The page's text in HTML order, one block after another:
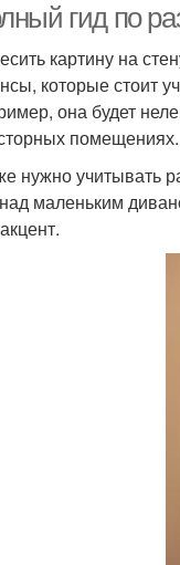
гид по
картину на
которые стоит
она будет
помещениях.
нужно учитывать
маленьким